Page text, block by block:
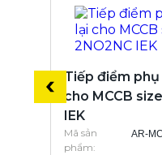
Tiếp điểm
cho MCCB
IEK
Mã sản
phẩm:
AR-